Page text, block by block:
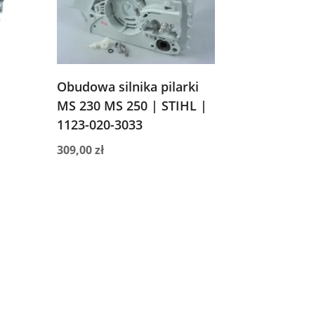
Obudowa silnika pilarki
MS 230 MS 250 | STIHL |
1123-020-3033
309,00zł